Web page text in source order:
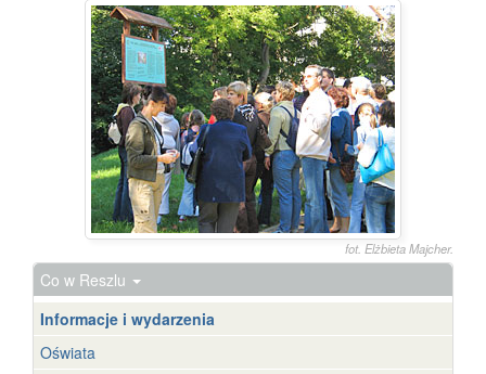
fot. Elżbieta Majcher.
Co w Reszlu
Informacje i wydarzenia
Oświata